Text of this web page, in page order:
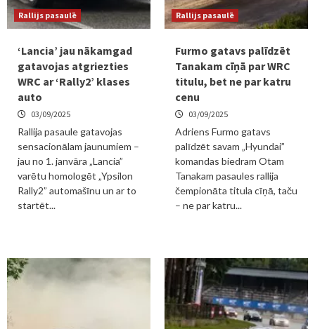
Rallijs pasaulē
‘Lancia’ jau nākamgad
gatavojas atgriezties
WRC ar ‘Rally2’ klases
auto
03/09/2025
Rallija pasaule gatavojas
sensacionālam jaunumiem –
jau no 1. janvāra „Lancia”
varētu homologēt „Ypsilon
Rally2” automašīnu un ar to
startēt...
Rallijs pasaulē
Furmo gatavs palīdzēt
Tanakam cīņā par WRC
titulu, bet ne par katru
cenu
03/09/2025
Adriens Furmo gatavs
palīdzēt savam „Hyundai”
komandas biedram Otam
Tanakam pasaules rallija
čempionāta titula cīņā, taču
– ne par katru...